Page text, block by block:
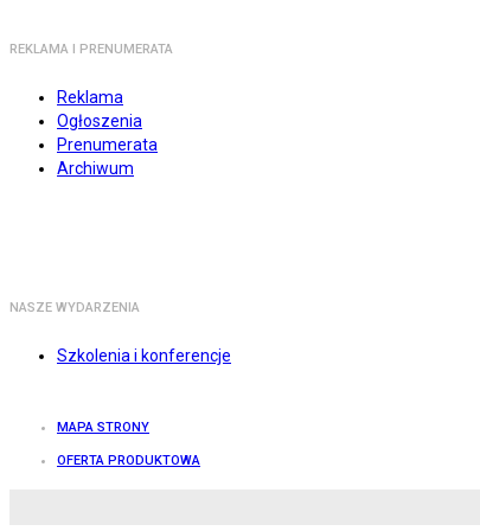
REKLAMA I PRENUMERATA
Reklama
Ogłoszenia
Prenumerata
Archiwum
NASZE WYDARZENIA
Szkolenia i konferencje
MAPA STRONY
OFERTA PRODUKTOWA